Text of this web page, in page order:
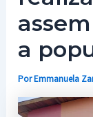
a
PorEmmanuela